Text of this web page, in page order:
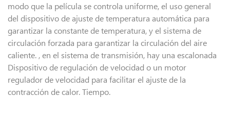
modo que la película se controla uniforme, el uso general
del dispositivo de ajuste de temperatura automática para
garantizar la constante de temperatura, y el sistema de
circulación forzada para garantizar la circulación del aire
caliente. , en el sistema de transmisión, hay una escalonada
Dispositivo de regulación de velocidad o un motor
regulador de velocidad para facilitar el ajuste de la
contracción de calor. Tiempo.